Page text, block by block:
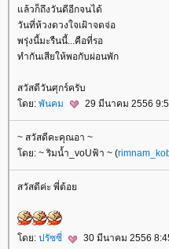
ล้วก็ถึงวันดีอีกจนได้
วันที่ห้วงดวงใจเฝ้าจดจ่อ
พรุ่งนี้มะรืนนี้...คือที่รอ
ทำกันเสียให้พอกับผ่อนพัก
สวัสดีวันศุกร์ครับ
ดย: พันคม 29 มีนาคม 2556
~ สวัสดีคะคุณอา ~
ดย: ~ ริมน้ำ_voUฟ้า ~ (
สวัสดีค่ะ พี่ต้อ
ดย: ปรัซซี่ 30 มีนาคม 2556